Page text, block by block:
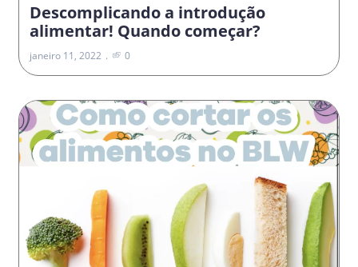
Descomplicando a introdução
alimentar! Quando começar?
janeiro 11, 2022 0